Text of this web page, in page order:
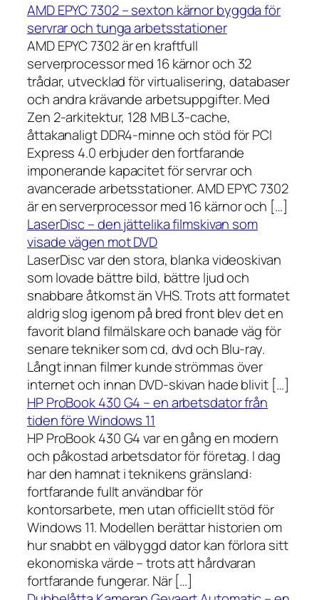
AMD EPYC 7302 – sexton kärnor byggda för
servrar och tunga arbetsstationer
AMD EPYC 7302 är en kraftfull
serverprocessor med 16 kärnor och 32
trådar, utvecklad för virtualisering, databaser
och andra krävande arbetsuppgifter. Med
Zen 2-arkitektur, 128 MB L3-cache,
åttakanaligt DDR4-minne och stöd för PCI
Express 4.0 erbjuder den fortfarande
imponerande kapacitet för servrar och
avancerade arbetsstationer. AMD EPYC 7302
är en serverprocessor med 16 kärnor och […]
LaserDisc – den jättelika filmskivan som
visade vägen mot DVD
LaserDisc var den stora, blanka videoskivan
som lovade bättre bild, bättre ljud och
snabbare åtkomst än VHS. Trots att formatet
aldrig slog igenom på bred front blev det en
favorit bland filmälskare och banade väg för
senare tekniker som cd, dvd och Blu-ray.
Långt innan filmer kunde strömmas över
internet och innan DVD-skivan hade blivit […]
HP ProBook 430 G4 – en arbetsdator från
tiden före Windows 11
HP ProBook 430 G4 var en gång en modern
och påkostad arbetsdator för företag. I dag
har den hamnat i teknikens gränsland:
fortfarande fullt användbar för
kontorsarbete, men utan officiellt stöd för
Windows 11. Modellen berättar historien om
hur snabbt en välbyggd dator kan förlora sitt
ekonomiska värde – trots att hårdvaran
fortfarande fungerar. När […]